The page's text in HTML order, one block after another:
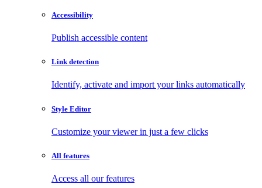
Accessibility
Publish accessible content
Link detection
Identify, activate and import your links automatically
Style Editor
Customize your viewer in just a few clicks
All features
Access all our features